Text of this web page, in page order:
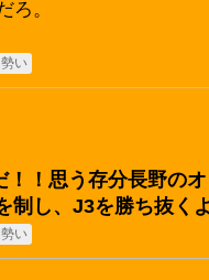
ろ。
い
！思う存分長野の
制し、J3を勝ち抜く
い